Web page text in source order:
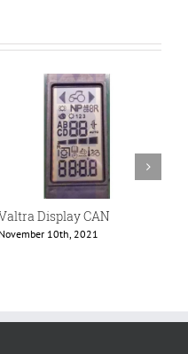
Display CAN
November 10th, 2021